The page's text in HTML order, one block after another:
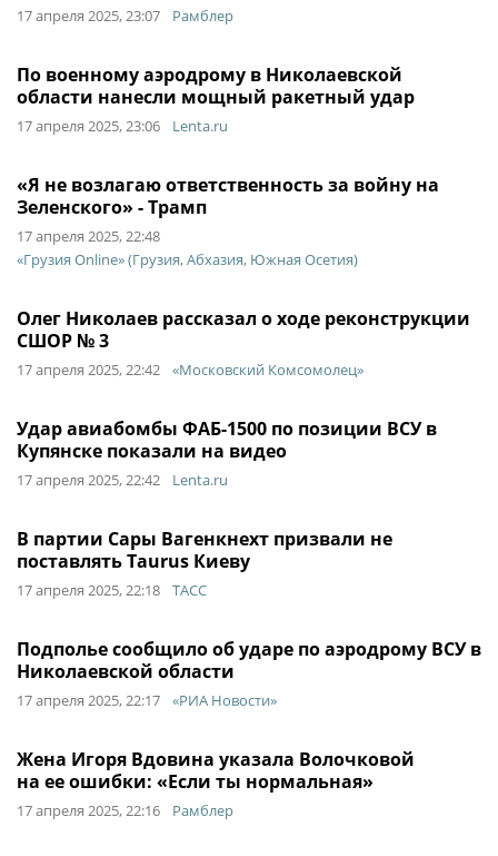
17 апреля 2025, 23:07 Рамблер
По военному аэродрому в Николаевской
области нанесли мощный ракетный удар
17 апреля 2025, 23:06 Lenta.ru
«Я не возлагаю ответственность за войну на
Зеленского» - Трамп
17 апреля 2025, 22:48
«Грузия Online» (Грузия, Абхазия, Южная Осетия)
Олег Николаев рассказал о ходе реконструкции
СШОР № 3
17 апреля 2025, 22:42 «Московский Комсомолец»
Удар авиабомбы ФАБ-1500 по позиции ВСУ в
Купянске показали на видео
17 апреля 2025, 22:42 Lenta.ru
В партии Сары Вагенкнехт призвали не
поставлять Taurus Киеву
17 апреля 2025, 22:18 ТАСС
Подполье сообщило об ударе по аэродрому ВСУ в
Николаевской области
17 апреля 2025, 22:17 «РИА Новости»
Жена Игоря Вдовина указала Волочковой
на ее ошибки: «Если ты нормальная»
17 апреля 2025, 22:16 Рамблер